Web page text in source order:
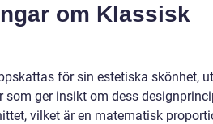
om Klassisk
för sin estetiska skönhet,
ger insikt om dess
vilket är en matematisk